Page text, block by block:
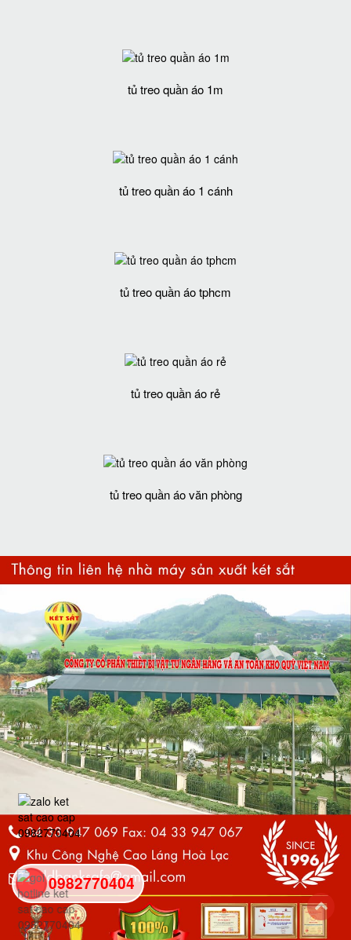
tủ treo quần áo 1m
tủ treo quần áo 1 cánh
tủ treo quần áo tphcm
tủ treo quần áo rẻ
tủ treo quần áo văn phòng
0982770404
back